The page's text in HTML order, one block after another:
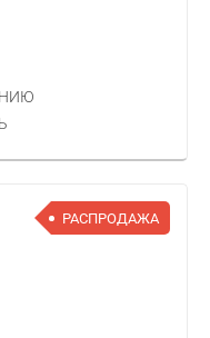
РАСПРОДАЖА